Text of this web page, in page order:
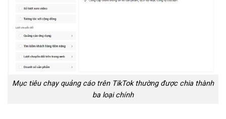
Mục tiêu chạy quảng cáo trên TikTok thường được chia thành
ba loại chính